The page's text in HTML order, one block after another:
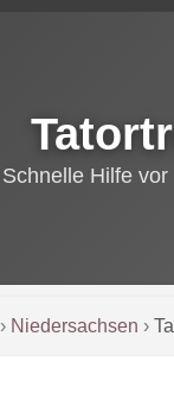
Schnelle Hilfe
› Niedersachsen ›